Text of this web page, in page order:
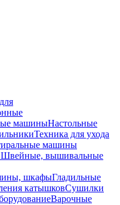
машиныНастольные
Техника для ухода
машины
Швейные, вышивальные
шкафыГладильные
катышковСушилки
Варочные